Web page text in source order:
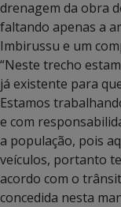
drenagem da obra
faltando apenas a
Imbirussu e um
“Neste trecho
já existente para
Estamos
e com
a população, pois
veículos, portanto
acordo com o
concedida nesta